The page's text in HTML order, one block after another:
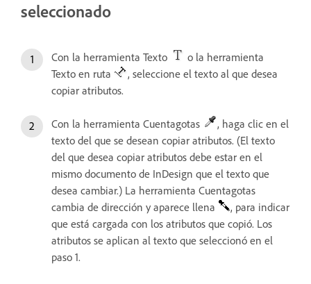
seleccionado
Con la herramienta Texto
o la herramienta
Texto en ruta
, seleccione el texto al que desea
copiar atributos.
Con la herramienta Cuentagotas
, haga clic en el
texto del que se desean copiar atributos. (El texto
del que desea copiar atributos debe estar en el
mismo documento de InDesign que el texto que
desea cambiar.) La herramienta Cuentagotas
cambia de dirección y aparece llena
, para indicar
que está cargada con los atributos que copió. Los
atributos se aplican al texto que seleccionó en el
paso 1.